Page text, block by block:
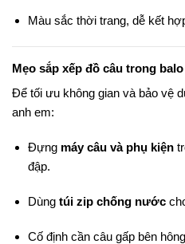
Màu sắc thời trang, dễ kết
Mẹo sắp xếp đồ câu trong balo
Để tối ưu không gian và bảo vệ
anh em:
Đựng máy câu và phụ kiện
đập.
Dùng túi zip chống nước
Cố định cần câu gấp bên